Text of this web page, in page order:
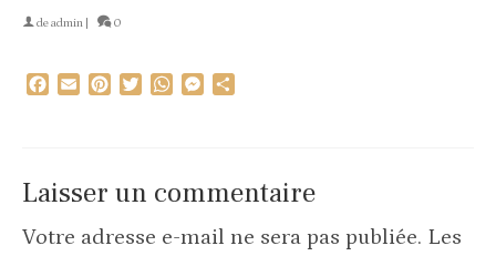
deadmin 0
Facebook
EmailPinterestTwitterWhatsAppMessenger
Laisser un commentaire
Votre adresse e-mail ne sera pas publiée. Les